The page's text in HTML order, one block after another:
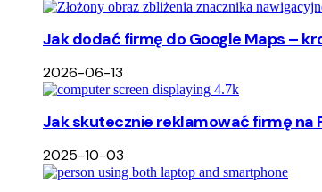
Jak dodać firmę do Google Maps –
2026-06-13
Jak skutecznie reklamować firmę na
2025-10-03